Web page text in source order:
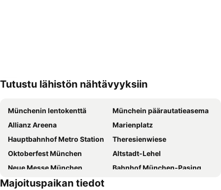
Tutustu lähistön nähtävyyksiin
Münchenin lentokenttä
Münchein päärautatieasema
Allianz Areena
Marienplatz
Hauptbahnhof Metro Station
Theresienwiese
Oktoberfest München
Altstadt-Lehel
Neue Messe München
Bahnhof München-Pasing
Therme Erding Thermal Spa
Majoituspaikan tiedot